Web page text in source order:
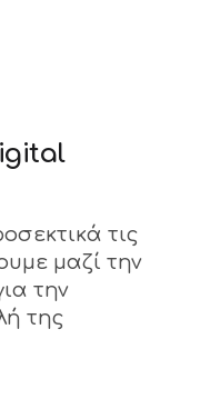
τις
μαζί την
την
της